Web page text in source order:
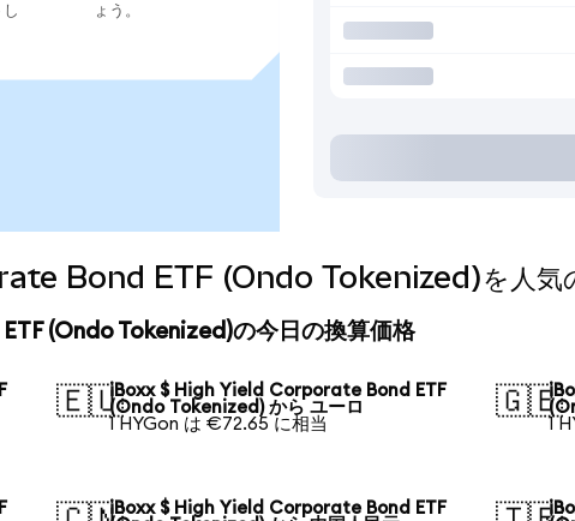
ょう。
Bond ETF (Ondo Tokenized)を人気の
(Ondo Tokenized)の今日の換算価格
🇪🇺iBoxx $ High Yield Corporate Bond ETF
(Ondo Tokenized) から ユーロ
1 HYGon は €72.65 に相当
🇬🇧
1
iBoxx $ High Yield Corporate Bond ETF